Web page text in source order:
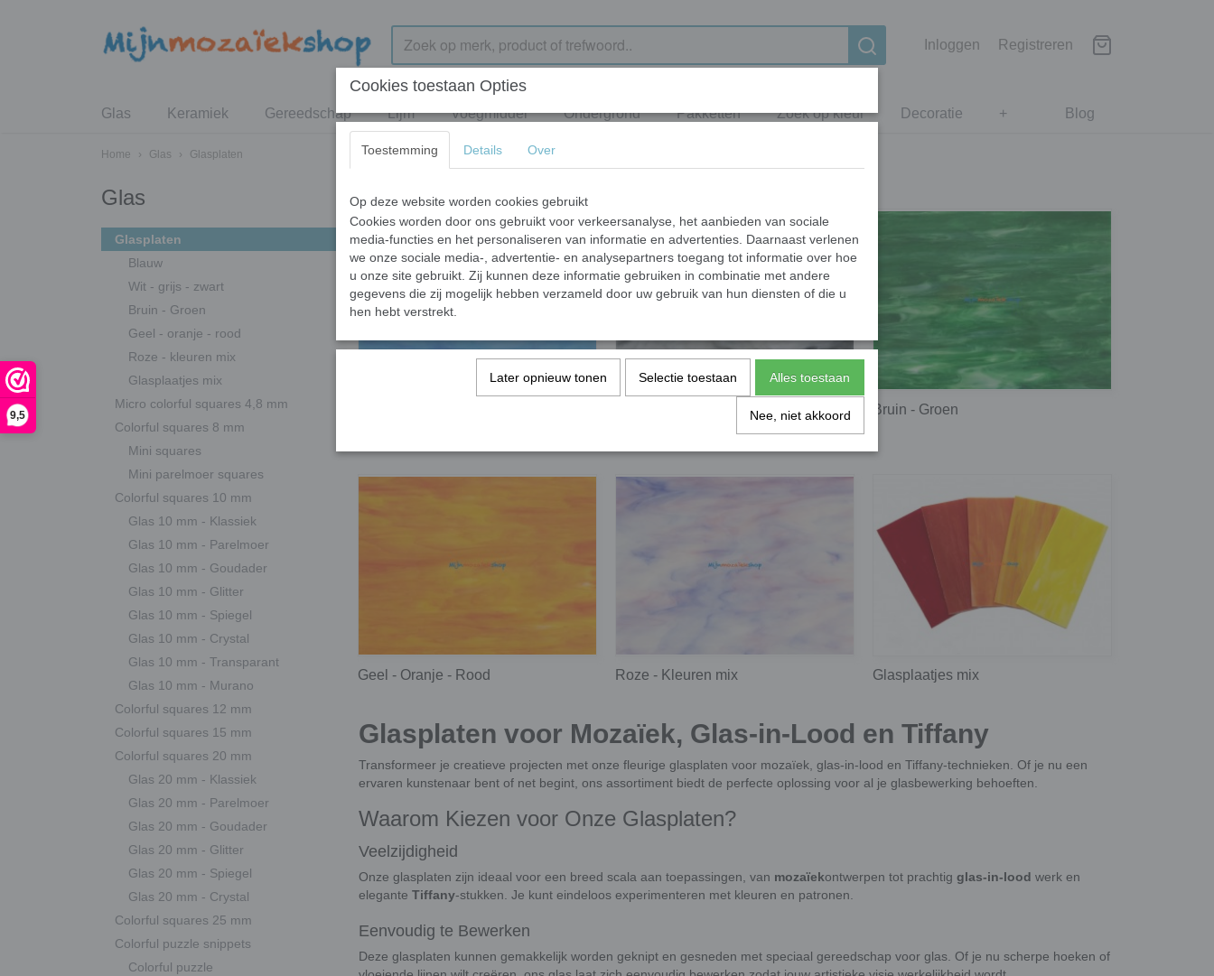
9,5
Inloggen Registreren
Blog
Glas Keramiek Gereedschap Lijm Voegmiddel Ondergrond Pakketten Zoek op kleur Decoratie +
Home › Glas › Glasplaten
Glas
Glasplaten
Blauw
Wit - grijs - zwart
Bruin - Groen
Geel - oranje - rood
Roze - kleuren mix
Glasplaatjes mix
Micro colorful squares 4,8 mm
Colorful squares 8 mm
Mini squares
Mini parelmoer squares
Colorful squares 10 mm
Glas 10 mm - Klassiek
Glas 10 mm - Parelmoer
Glas 10 mm - Goudader
Glas 10 mm - Glitter
Glas 10 mm - Spiegel
Glas 10 mm - Crystal
Glas 10 mm - Transparant
Glas 10 mm - Murano
Colorful squares 12 mm
Colorful squares 15 mm
Colorful squares 20 mm
Glas 20 mm - Klassiek
Glas 20 mm - Parelmoer
Glas 20 mm - Goudader
Glas 20 mm - Glitter
Glas 20 mm - Spiegel
Glas 20 mm - Crystal
Colorful squares 25 mm
Colorful puzzle snippets
Colorful puzzle
Bruin - Groen
Geel - Oranje - Rood Roze - Kleuren mix Glasplaatjes mix
Glasplaten voor Mozaïek, Glas-in-Lood en Tiffany
Transformeer je creatieve projecten met onze fleurige glasplaten voor mozaïek, glas-in-lood en Tiffany-technieken. Of je nu een
ervaren kunstenaar bent of net begint, ons assortiment biedt de perfecte oplossing voor al je glasbewerking behoeften.
Waarom Kiezen voor Onze Glasplaten?
Veelzijdigheid
Onze glasplaten zijn ideaal voor een breed scala aan toepassingen, van mozaïekontwerpen tot prachtig glas-in-lood werk en
elegante Tiffany-stukken. Je kunt eindeloos experimenteren met kleuren en patronen.
Eenvoudig te Bewerken
Deze glasplaten kunnen gemakkelijk worden geknipt en gesneden met speciaal gereedschap voor glas. Of je nu scherpe hoeken of
Cookies toestaan Opties
Toestemming Details Over
Op deze website worden cookies gebruikt
Cookies worden door ons gebruikt voor verkeersanalyse, het aanbieden van sociale
media-functies en het personaliseren van informatie en advertenties. Daarnaast verlenen
we onze sociale media-, advertentie- en analysepartners toegang tot informatie over hoe
u onze site gebruikt. Zij kunnen deze informatie gebruiken in combinatie met andere
gegevens die zij mogelijk hebben verzameld door uw gebruik van hun diensten of die u
hen hebt verstrekt.
Later opnieuw tonen Selectie toestaan Alles toestaan
Nee, niet akkoord